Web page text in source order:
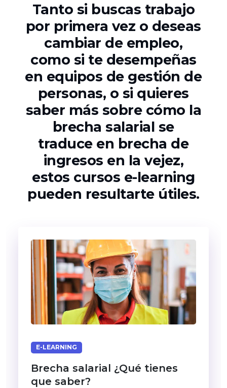
Tanto si buscas trabajo
por primera vez o deseas
cambiar de empleo,
como si te desempeñas
en equipos de gestión de
personas, o si quieres
saber más sobre cómo la
brecha salarial se
traduce en brecha de
ingresos en la vejez,
estos cursos e-learning
pueden resultarte útiles.
E-LEARNING
Brecha salarial ¿Qué tienes
que saber?